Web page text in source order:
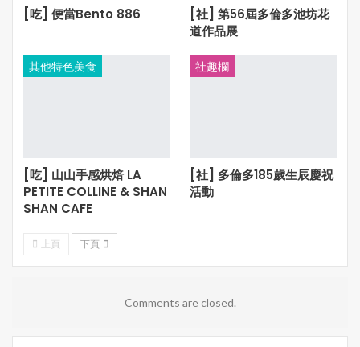
[吃] 便當Bento 886
[社] 第56屆多倫多池坊花
道作品展
其他特色美食
[吃] 山山手感烘焙 LA
PETITE COLLINE & SHAN
SHAN CAFE
社趣欄
[社] 多倫多185歲生辰慶祝
活動
上頁 下頁
Comments are closed.